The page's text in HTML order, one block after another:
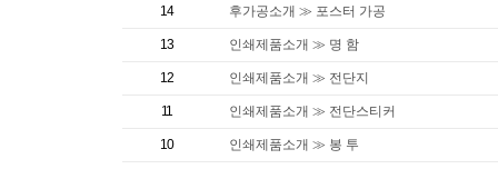
14 후가공소개 ≫ 포스터 가공
13 인쇄제품소개 ≫ 명 함
12 인쇄제품소개 ≫ 전단지
11 인쇄제품소개 ≫ 전단스티커
10 인쇄제품소개 ≫ 봉 투